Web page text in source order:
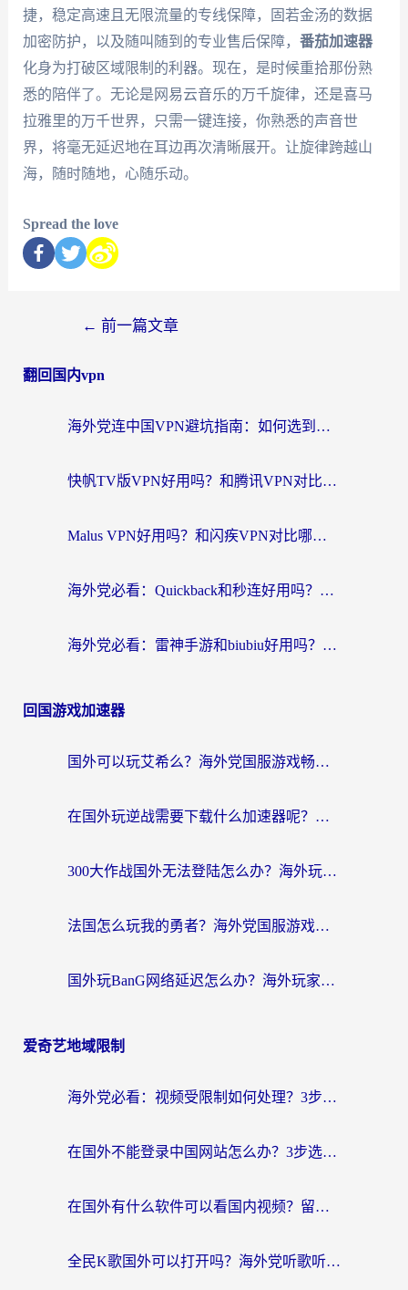
捷，稳定高速且无限流量的专线保障，固若金汤的数据
加密防护，以及随叫随到的专业售后保障， 番茄加速器
化身为打破区域限制的利器。现在，是时候重拾那份熟
悉的陪伴了。无论是网易云音乐的万千旋律，还是喜马
拉雅里的万千世界，只需一键连接，你熟悉的声音世
界，将毫无延迟地在耳边再次清晰展开。让旋律跨越山
海，随时随地，心随乐动。
Spread the love
← 前一篇文章
翻回国内vpn
海外党连中国VPN避坑指南：如何选到真正能无缝刷国内资源的加速器？
快帆TV版VPN好用吗？和腾讯VPN对比哪个回国效果更好？海外党必看的真实体验指南
Malus VPN好用吗？和闪疾VPN对比哪个回国效果更好？海外华人的实用避坑指南
海外党必看：Quickback和秒连好用吗？3步选对回国加速器，无缝刷国内资源
海外党必看：雷神手游和biubiu好用吗？3招选对回国加速器无缝刷国内资源
回国游戏加速器
国外可以玩艾希么？海外党国服游戏畅玩终极指南（附加速器选择秘籍）
在国外玩逆战需要下载什么加速器呢？海外党亲测有效的国服游戏加速指南
300大作战国外无法登陆怎么办？海外玩家亲测有效的解决指南
法国怎么玩我的勇者？海外党国服游戏不卡攻略，附3款热门游戏加速实测
国外玩BanG网络延迟怎么办？海外玩家亲测有效的国服游戏加速指南
爱奇艺地域限制
海外党必看：视频受限制如何处理？3步解决国内剧番“看不了”难题
在国外不能登录中国网站怎么办？3步选对回国加速器，无缝刷剧、办业务
在国外有什么软件可以看国内视频？留学生亲测的追剧救星来了
全民K歌国外可以打开吗？海外党听歌听书无限制的实用指南